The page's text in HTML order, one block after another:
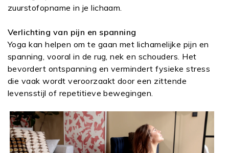
zuurstofopname in je lichaam.
Verlichting van pijn en spanning
Yoga kan helpen om te gaan met lichamelijke pijn en
spanning, vooral in de rug, nek en schouders. Het
bevordert ontspanning en vermindert fysieke stress
die vaak wordt veroorzaakt door een zittende
levensstijl of repetitieve bewegingen.